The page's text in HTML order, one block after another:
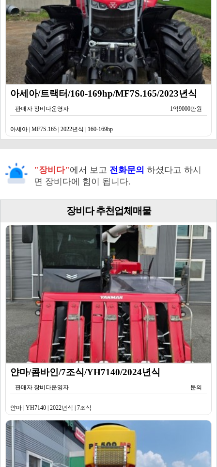
아세아/트랙터/160-169hp/MF7S.165/2023년식
판매자 장비다운영자 1억9000만원
아세아 | MF7S.165 | 2022년식 | 160-169hp
"장비다"에서 보고 전화문의 하셨다고 하시
면 장비다에 힘이 됩니다.
장비다 추천업체매물
얀마/콤바인/7조식/YH7140/2024년식
판매자 장비다운영자 문의
얀마 | YH7140 | 2022년식 | 7조식